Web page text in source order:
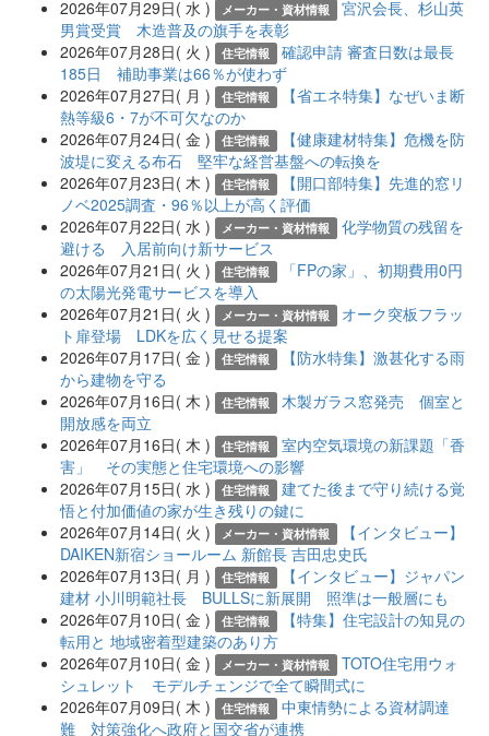
2026年07月29日( 水 ) メーカー・資材情報
宮沢会長、杉山英
男賞受賞 木造普及の旗手を表彰
2026年07月28日( 火 )
住宅情報
確認申請 審査日数は最長
185日 補助事業は66％が使わず
2026年07月27日( 月 )
住宅情報
【省エネ特集】なぜいま断
熱等級6・7が不可欠なのか
2026年07月24日( 金 )
住宅情報
【健康建材特集】危機を防
波堤に変える布石 堅牢な経営基盤への転換を
2026年07月23日( 木 )
住宅情報
【開口部特集】先進的窓リ
ノベ2025調査・96％以上が高く評価
2026年07月22日( 水 )
メーカー・資材情報
化学物質の残留を
避ける 入居前向け新サービス
2026年07月21日( 火 )
住宅情報
「FPの家」、初期費用0円
の太陽光発電サービスを導入
2026年07月21日( 火 )
メーカー・資材情報
オーク突板フラッ
ト扉登場 LDKを広く見せる提案
2026年07月17日( 金 )
住宅情報
【防水特集】激甚化する雨
から建物を守る
2026年07月16日( 木 )
住宅情報
木製ガラス窓発売 個室と
開放感を両立
2026年07月16日( 木 )
住宅情報
室内空気環境の新課題「香
害」 その実態と住宅環境への影響
2026年07月15日( 水 )
住宅情報
建てた後まで守り続ける覚
悟と付加価値の家が生き残りの鍵に
2026年07月14日( 火 )
メーカー・資材情報
【インタビュー】
DAIKEN新宿ショールーム 新館長 吉田忠史氏
2026年07月13日( 月 )
住宅情報
【インタビュー】ジャパン
建材 小川明範社長 BULLSに新展開 照準は一般層にも
2026年07月10日( 金 )
住宅情報
【特集】住宅設計の知見の
転用と 地域密着型建築のあり方
2026年07月10日( 金 )
メーカー・資材情報
TOTO住宅用ウォ
シュレット モデルチェンジで全て瞬間式に
2026年07月09日( 木 )
住宅情報
中東情勢による資材調達
難 対策強化へ政府と国交省が連携